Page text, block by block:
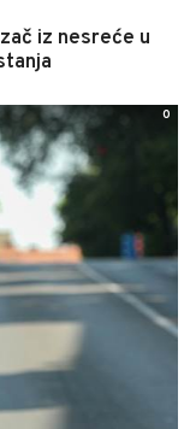
iz nesreće u
0